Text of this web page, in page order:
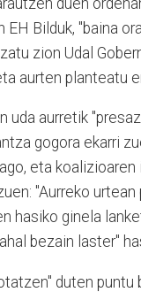
EH Bilduk, "baina
zion Udal
aurten planteatu
uda aurretik
gogora ekarri
eta
"Aurreko
hasiko ginela
bezain laster"
duten